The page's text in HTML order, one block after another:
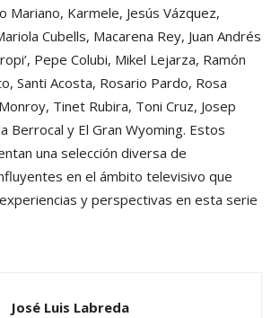
Mariano, Karmele, Jesús Vázquez,
Cubells, Macarena Rey, Juan Andrés
Pepe Colubi, Mikel Lejarza, Ramón
Santi Acosta, Rosario Pardo, Rosa
Tinet Rubira, Toni Cruz, Josep
Berrocal y El Gran Wyoming. Estos
una selección diversa de
en el ámbito televisivo que
y perspectivas en esta serie
José Luis Labreda